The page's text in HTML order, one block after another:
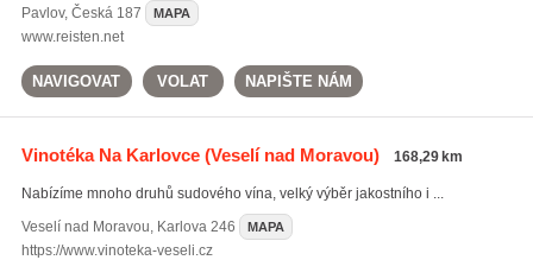
Pavlov, Česká 187 MAPA
www.reisten.net
NAVIGOVAT VOLAT NAPIŠTE NÁM
Vinotéka Na Karlovce(Veselí nad Moravou) 168,29 km
Nabízíme mnoho druhů sudového vína, velký výběr jakostního i ...
Veselí nad Moravou, Karlova 246 MAPA
https://www.vinoteka-veseli.cz